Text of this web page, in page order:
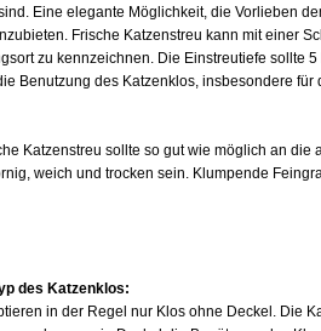
Eine elegante Möglichkeit, die Vorlieben
Frische Katzenstreu kann mit einer
zu kennzeichnen. Die Einstreutiefe sollte
Benutzung des Katzenklos, insbesondere für
Katzenstreu sollte so gut wie möglich an
weich und trocken sein. Klumpende
des Katzenklos:
in der Regel nur Klos ohne Deckel. Die